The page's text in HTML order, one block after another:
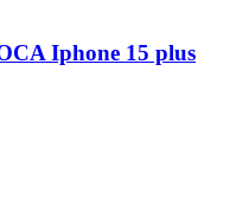
Iphone 15 plus